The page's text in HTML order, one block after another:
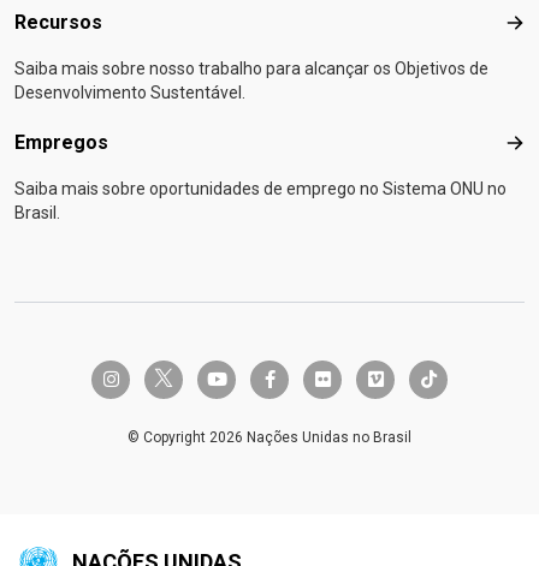
Recursos
Saiba mais sobre nosso trabalho para alcançar os Objetivos de
Desenvolvimento Sustentável.
Empregos
Saiba mais sobre oportunidades de emprego no Sistema ONU no
Brasil.
instagramtwitter-x youtube facebook-fflickr vimeo tiktok
© Copyright 2026 Nações Unidas no Brasil